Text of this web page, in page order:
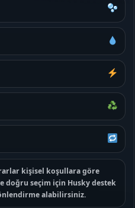
kişisel koşullara göre
doğru seçim için Husky destek
alabilirsiniz.